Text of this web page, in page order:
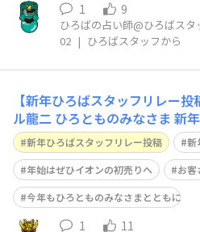
1 9
ひろばの占い師@ひろばスタ
02 | ひろばスタッフから
【新年ひろばスタッフリレー
ル龍二 ひろとものみなさま 新年あけましておめでとうご
ざいます！ また、旧年中は、「
に「イオンモバイルひろば」に
誠にありがとうございました。 さて、新年の抱負はもう
決まりになられましたでしょう
新年ひろばスタッフリレー投稿
新
年始はぜひイオンの初売りへ
お客
今年もひろとものみなさまとともに
1 11